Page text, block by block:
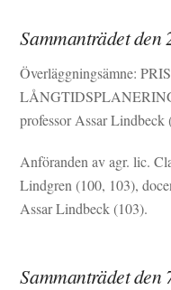
Sammanträdet den
Överläggningsämne:
professor Assar Lindbeck
Anföranden av agr. lic.
Lindgren (100, 103),
Assar Lindbeck (103).
Sammanträdet den